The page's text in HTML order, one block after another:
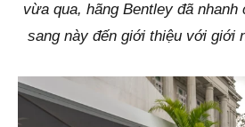
vừa qua, hãng Bentley đã nhanh
sang này đến giới thiệu với giới